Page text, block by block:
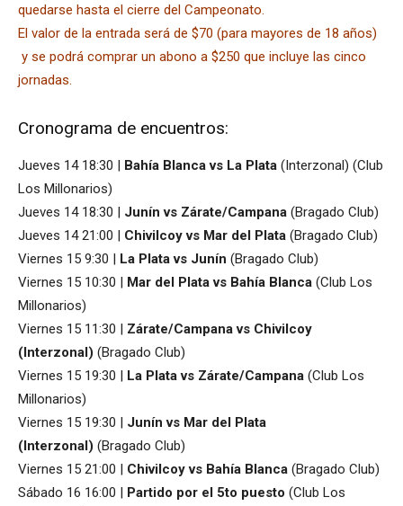
quedarse hasta el cierre del Campeonato.
El valor de la entrada será de $70 (para mayores de 18 años)
y se podrá comprar un abono a $250 que incluye las cinco
jornadas.
Cronograma de encuentros:
Jueves 14 18:30 | Bahía Blanca vs La Plata (Interzonal) (Club
Los Millonarios)
Jueves 14 18:30 | Junín vs Zárate/Campana (Bragado Club)
Jueves 14 21:00 | Chivilcoy vs Mar del Plata (Bragado Club)
Viernes 15 9:30 | La Plata vs Junín (Bragado Club)
Viernes 15 10:30 | Mar del Plata vs Bahía Blanca (Club Los
Millonarios)
Viernes 15 11:30 | Zárate/Campana vs Chivilcoy
(Interzonal) (Bragado Club)
Viernes 15 19:30 | La Plata vs Zárate/Campana (Club Los
Millonarios)
Viernes 15 19:30 | Junín vs Mar del Plata
(Interzonal) (Bragado Club)
Viernes 15 21:00 | Chivilcoy vs Bahía Blanca (Bragado Club)
Sábado 16 16:00 | Partido por el 5to puesto (Club Los